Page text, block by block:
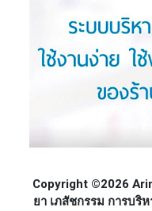
Copyright ©2026
ยา เภสัชกรรม การบริ